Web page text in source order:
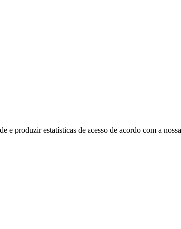
e produzir estatísticas de acesso de acordo com a nossa